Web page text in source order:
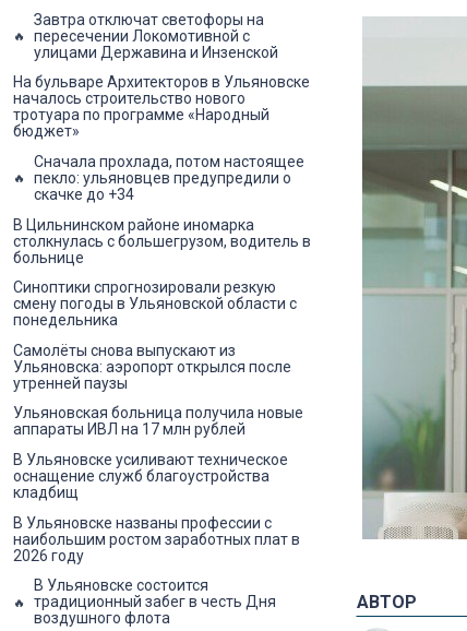
АВТОР
Завтра отключат светофоры на
пересечении Локомотивной с
улицами Державина и Инзенской
На бульваре Архитекторов в Ульяновске
началось строительство нового
тротуара по программе «Народный
бюджет»
Сначала прохлада, потом настоящее
пекло: ульяновцев предупредили о
скачке до +34
В Цильнинском районе иномарка
столкнулась с большегрузом, водитель в
больнице
Синоптики спрогнозировали резкую
смену погоды в Ульяновской области с
понедельника
Самолёты снова выпускают из
Ульяновска: аэропорт открылся после
утренней паузы
Ульяновская больница получила новые
аппараты ИВЛ на 17 млн рублей
В Ульяновске усиливают техническое
оснащение служб благоустройства
кладбищ
В Ульяновске названы профессии с
наибольшим ростом заработных плат в
2026 году
В Ульяновске состоится
традиционный забег в честь Дня
воздушного флота